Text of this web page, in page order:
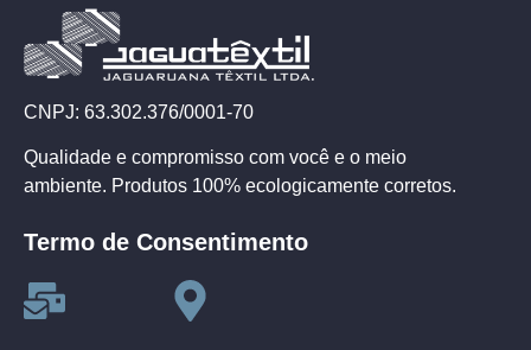
CNPJ: 63.302.376/0001-70
Qualidade e compromisso com você e o meio
ambiente. Produtos 100% ecologicamente corretos.
Termo de Consentimento